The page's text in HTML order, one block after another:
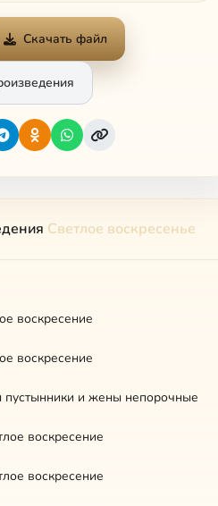
Скачать файл
Светлое воскресенье
воскресение
воскресение
и жены непорочные
воскресение
воскресение